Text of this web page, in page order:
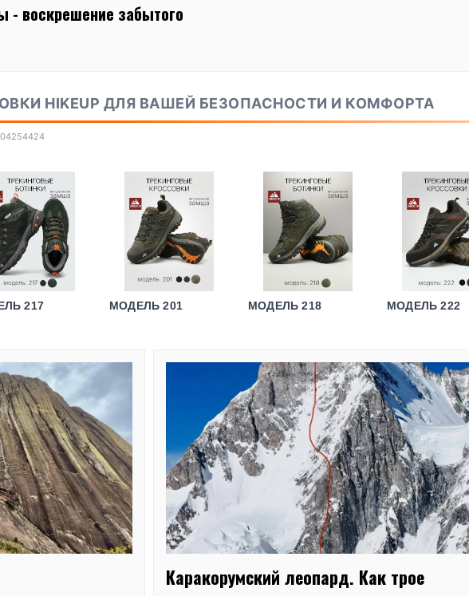
- воскрешение забытого
HIKEUP ДЛЯ ВАШЕЙ БЕЗОПАСНОСТИ И КОМФОРТА
217 МОДЕЛЬ 201 МОДЕЛЬ 218 МОДЕЛЬ 222
Каракорумский леопард. Как трое